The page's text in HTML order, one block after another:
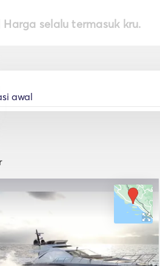
| Harga selalu termasuk kru.